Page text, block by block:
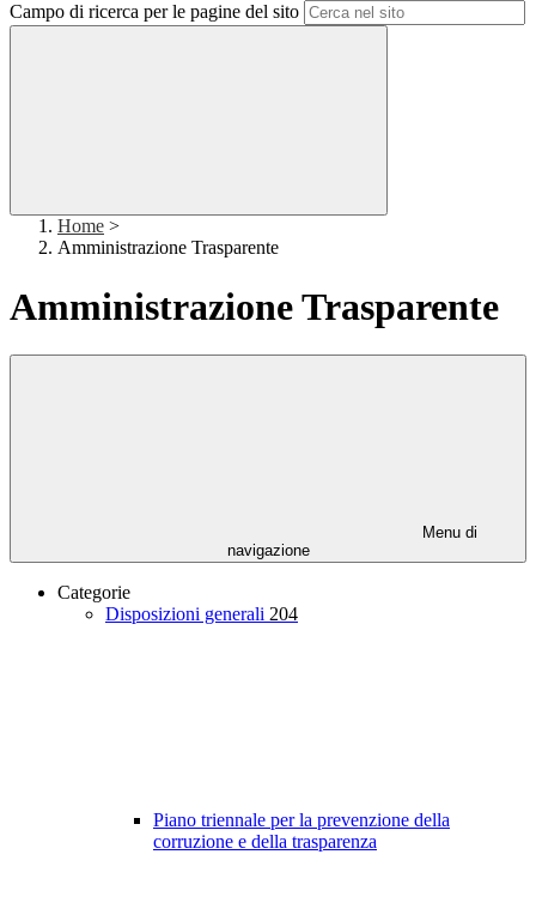
Campo di ricerca per le pagine del sito
Home >
Amministrazione Trasparente
Amministrazione Trasparente
Menu di
navigazione
Categorie
Disposizioni generali 204
Piano triennale per la prevenzione della
corruzione e della trasparenza